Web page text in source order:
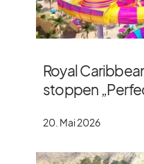
Royal
stoppen
20. Mai 2026